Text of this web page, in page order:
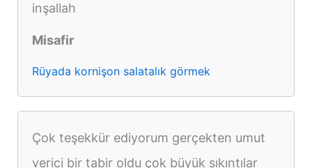
inşallah
Misafir
Rüyada kornişon salatalık görmek
Çok teşekkür ediyorum gerçekten umut
verici bir tabir oldu çok büyük sıkıntılar